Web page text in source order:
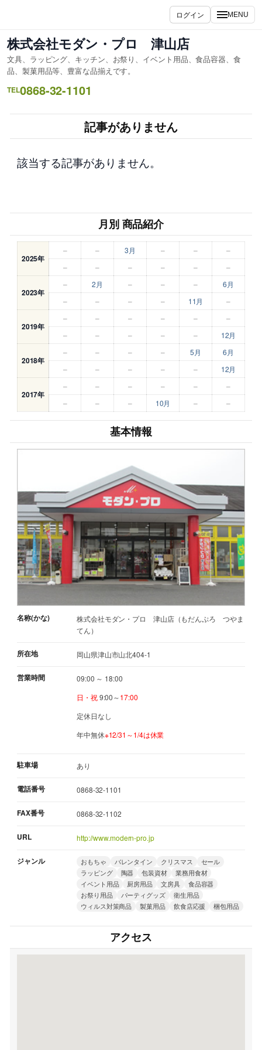
を
ス
キ
ッ
プ
ログイン MENU
株式会社モダン・プロ 津山店
文具、ラッピング、キッチン、お祭り、イベント用品、食品容器、食
品、製菓用品等、豊富な品揃えです。
TEL0868-32-1101
記事がありません
該当する記事がありません。
月別 商品紹介
2025年
– – 3月 – –
–
–
– – – – –
2023年
– 2月 – – –
6月
–
– – – 11月 –
2019年
– – – – –
–
–
– – – – 12月
2018年
– – – – 5月
6月
–
– – – – 12月
2017年
– – – – –
–
–
– – 10月 – –
基本情報
名称(かな)
株式会社モダン・プロ 津山店（もだんぷろ つやま
てん）
所在地 岡山県津山市山北404-1
営業時間
09:00 ～ 18:00
日・祝9:00～17:00
定休日なし
年中無休※12/31～1/4は休業
駐車場 あり
電話番号 0868-32-1101
FAX番号 0868-32-1102
URL http://www.modern-pro.jp
ジャンル おもちゃ バレンタイン クリスマス
セール
ラッピング
陶器 包装資材
業務用食材
イベント用品
厨房用品 文房具
食品容器
お祭り用品
パーティグッズ
衛生用品
ウィルス対策商品
製菓用品 飲食店応援 梱包用品
アクセス